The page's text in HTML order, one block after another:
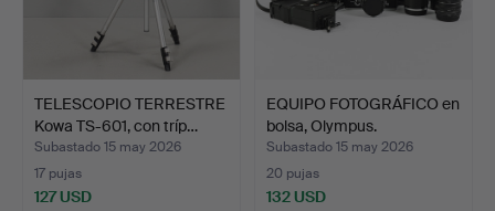
TELESCOPIO TERRESTRE
Kowa TS-601, con tríp…
Subastado 15 may 2026
17 pujas
127 USD
EQUIPO FOTOGRÁFICO en
bolsa, Olympus.
Subastado 15 may 2026
20 pujas
132 USD